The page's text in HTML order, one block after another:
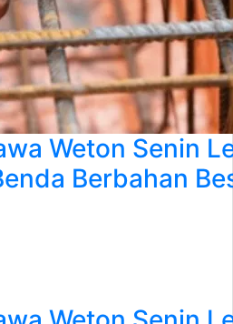
Weton Senin
Berbahan